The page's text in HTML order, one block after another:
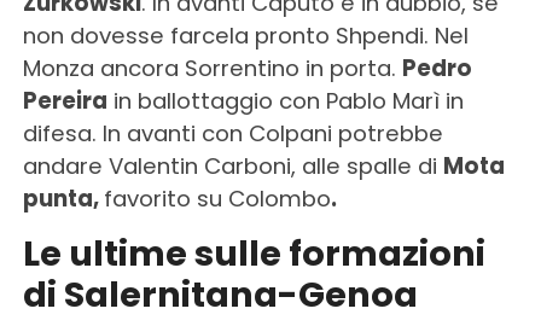
non dovesse farcela pronto Shpendi. Nel
Monza ancora Sorrentino in porta. Pedro
Pereira in ballottaggio con Pablo Marì in
difesa. In avanti con Colpani potrebbe
andare Valentin Carboni, alle spalle di Mota
punta, favorito su Colombo.
Le ultime sulle formazioni
di Salernitana-Genoa